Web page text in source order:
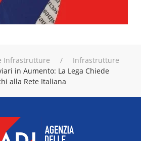
Infrastrutture
Infrastrutture
in Aumento: La Lega Chiede
alla Rete Italiana